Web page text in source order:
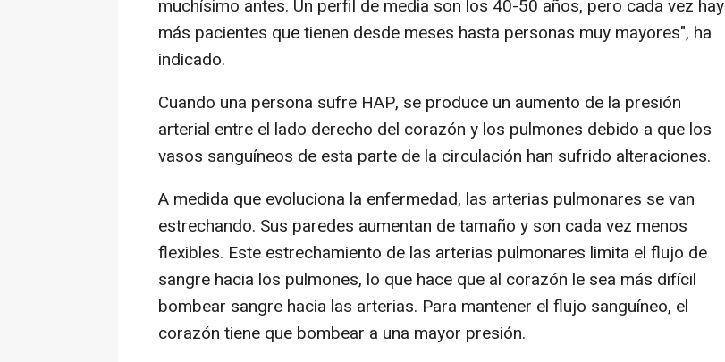
muchísimo antes. Un perfil de media son los 40-50 años, pero cada vez hay
más pacientes que tienen desde meses hasta personas muy mayores", ha
indicado.
Cuando una persona sufre HAP, se produce un aumento de la presión
arterial entre el lado derecho del corazón y los pulmones debido a que los
vasos sanguíneos de esta parte de la circulación han sufrido alteraciones.
A medida que evoluciona la enfermedad, las arterias pulmonares se van
estrechando. Sus paredes aumentan de tamaño y son cada vez menos
flexibles. Este estrechamiento de las arterias pulmonares limita el flujo de
sangre hacia los pulmones, lo que hace que al corazón le sea más difícil
bombear sangre hacia las arterias. Para mantener el flujo sanguíneo, el
corazón tiene que bombear a una mayor presión.